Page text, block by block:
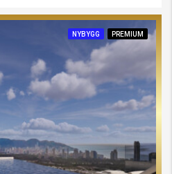
NYBYGG PREMIUM